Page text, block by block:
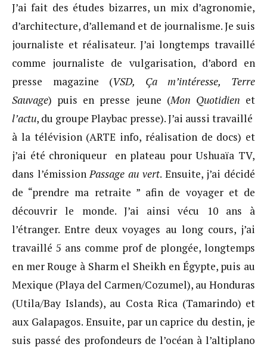
J’ai fait des études bizarres, un mix d’agronomie,
d’architecture, d’allemand et de journalisme. Je suis
journaliste et réalisateur. J’ai longtemps travaillé
comme journaliste de vulgarisation, d’abord en
presse magazine (VSD, Ça m’intéresse, Terre
Sauvage) puis en presse jeune (Mon Quotidien et
l’actu, du groupe Playbac presse). J’ai aussi travaillé
à la télévision (ARTE info, réalisation de docs) et
j’ai été chroniqueur en plateau pour Ushuaïa TV,
dans l’émissionPassage au vert. Ensuite, j’ai décidé
de “prendre ma retraite ” afin de voyager et de
découvrir le monde. J’ai ainsi vécu 10 ans à
l’étranger. Entre deux voyages au long cours, j’ai
travaillé 5 ans comme prof de plongée, longtemps
en mer Rouge à Sharm el Sheikh en Égypte, puis au
Mexique (Playa del Carmen/Cozumel), au Honduras
(Utila/Bay Islands), au Costa Rica (Tamarindo) et
aux Galapagos. Ensuite, par un caprice du destin, je
suis passé des profondeurs de l’océan à l’altiplano